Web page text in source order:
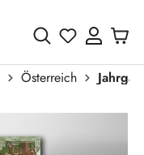
Du hast 0
Österreich